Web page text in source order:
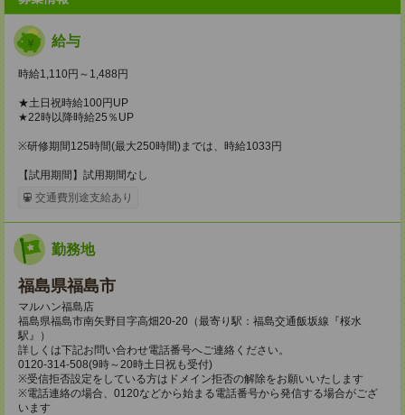
給与
時給1,110円～1,488円
★土日祝時給100円UP
★22時以降時給25％UP
※研修期間125時間(最大250時間)までは、時給1033円
【試用期間】試用期間なし
交通費別途支給あり
勤務地
福島県福島市
マルハン福島店
福島県福島市南矢野目字高畑20-20（最寄り駅：福島交通飯坂線『桜水
駅』）
詳しくは下記お問い合わせ電話番号へご連絡ください。
0120-314-508(9時～20時土日祝も受付)
※受信拒否設定をしている方はドメイン拒否の解除をお願いいたします
※電話連絡の場合、0120などから始まる電話番号から発信する場合がござ
います